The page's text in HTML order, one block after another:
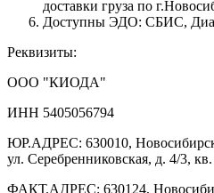
доставки груза по
Доступны ЭДО: СБИС,
Реквизиты:
ООО "КИОДА"
ИНН 5405056794
ЮР.АДРЕС: 630010,
ул. Серебренниковская, д. 4/3,
ФАКТ.АДРЕС: 630124,